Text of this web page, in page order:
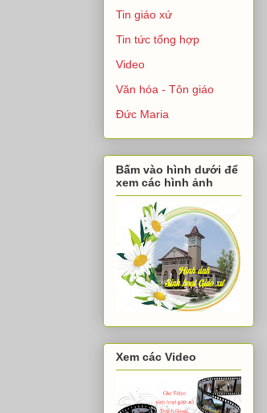
Tin giáo xứ
Tin tức tổng hợp
Video
Văn hóa - Tôn giáo
Đức Maria
Bấm vào hình dưới để
xem các hình ảnh
Xem các Video